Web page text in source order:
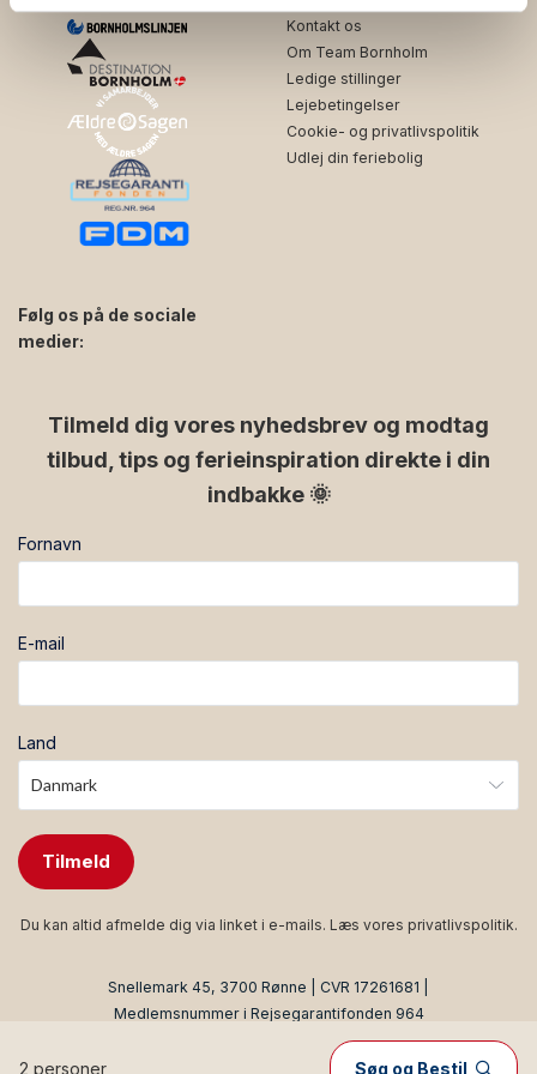
2 personer Søg og Bestil
Følg os på de sociale
medier:
Kontakt os
Om Team Bornholm
Ledige stillinger
Lejebetingelser
Cookie- og privatlivspolitik
Udlej din feriebolig
Tilmeld dig vores nyhedsbrev og modtag
tilbud, tips og ferieinspiration direkte i din
indbakke 🌞
Fornavn
E-mail
Land
Tilmeld
Du kan altid afmelde dig via linket i e-mails. Læs vores privatlivspolitik.
Snellemark 45, 3700 Rønne | CVR 17261681 |
Medlemsnummer i Rejsegarantifonden 964
Visit Technology GroupwithCitybreak™
Information & Reservation System